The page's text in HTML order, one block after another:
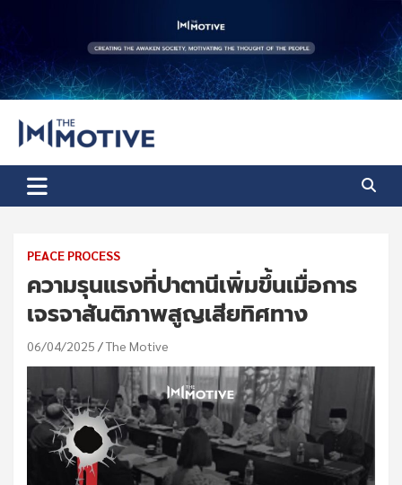
content
The Motive
PEACE PROCESS
ความรุนแรงที่ปาตานีเพิ่มขึ้นเมื่อการ
เจรจาสันติภาพสูญเสียทิศทาง
06/04/2025 The Motive